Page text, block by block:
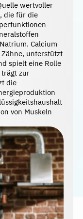
wertvoller
die für die
Calcium
unterstützt
spielt eine Rolle
zur
die
von Muskeln